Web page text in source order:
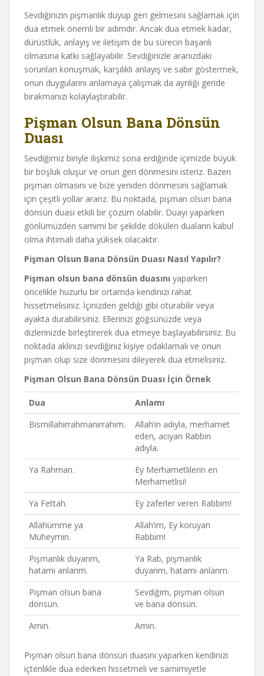
Sevdiğinizin pişmanlık duyup geri gelmesini sağlamak için
dua etmek önemli bir adımdır. Ancak dua etmek kadar,
dürüstlük, anlayış ve iletişim de bu sürecin başarılı
olmasına katkı sağlayabilir. Sevdiğinizle aranızdaki
sorunları konuşmak, karşılıklı anlayış ve sabır göstermek,
onun duygularını anlamaya çalışmak da ayrılığı geride
bırakmanızı kolaylaştırabilir.
Pişman Olsun Bana Dönsün
Duası
Sevdiğimiz biriyle ilişkimiz sona erdiğinde içimizde büyük
bir boşluk oluşur ve onun geri dönmesini isteriz. Bazen
pişman olmasını ve bize yeniden dönmesini sağlamak
için çeşitli yollar ararız. Bu noktada, pişman olsun bana
dönsün duası etkili bir çözüm olabilir. Duayı yaparken
gönlümüzden samimi bir şekilde dökülen duaların kabul
olma ihtimali daha yüksek olacaktır.
Pişman Olsun Bana Dönsün Duası Nasıl Yapılır?
Pişman olsun bana dönsün duasını yaparken
öncelikle huzurlu bir ortamda kendinizi rahat
hissetmelisiniz. İçinizden geldiği gibi oturabilir veya
ayakta durabilirsiniz. Ellerinizi göğsünüzde veya
dizlerinizde birleştirerek dua etmeye başlayabilirsiniz. Bu
noktada aklınızı sevdiğiniz kişiye odaklamalı ve onun
pişman olup size dönmesini dileyerek dua etmelisiniz.
Pişman Olsun Bana Dönsün Duası İçin Örnek
Dua
Anlamı
Bismillahirrahmanirrahim.
Allah’ın adıyla, merhamet
eden, acıyan Rabbin
adıyla.
Ya Rahman.
Ey Merhametlilerin en
Merhametlisi!
Ya Fettah.
Ey zaferler veren Rabbim!
Allahümme ya
Müheymin.
Allah’ım, Ey koruyan
Rabbim!
Pişmanlık duyarım,
hatamı anlarım.
Ya Rab, pişmanlık
duyarım, hatamı anlarım.
Pişman olsun bana
dönsün.
Sevdiğim, pişman olsun
ve bana dönsün.
Amin.
Amin.
Pişman olsun bana dönsün duasını yaparken kendinizi
içtenlikle dua ederken hissetmeli ve samimiyetle